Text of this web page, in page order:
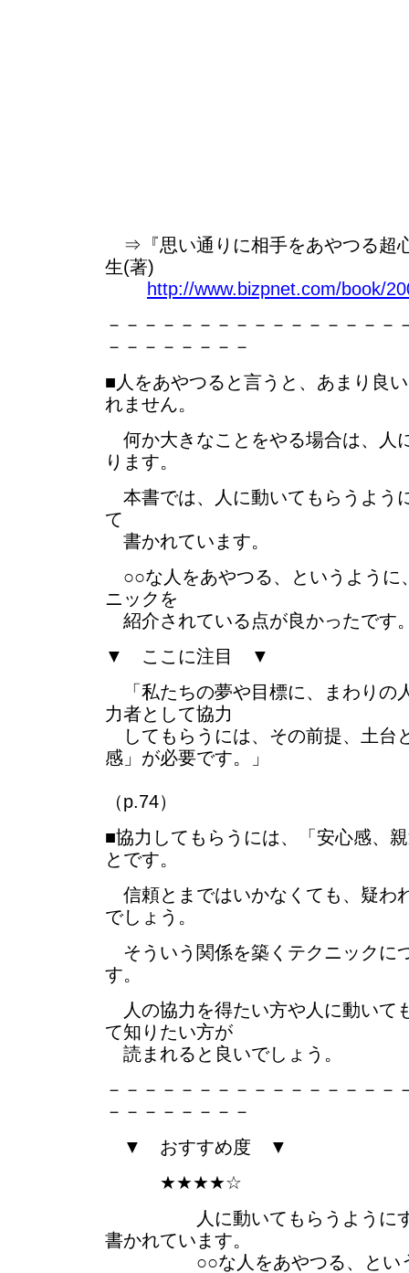
⇒『思い通りに相手をあやつる超
生(著)
http://www.bizpnet.com/book/
－－－－－－－－－－－－－－－－
－－－－－－－－
■人をあやつると言うと、あまり良
れません。
何か大きなことをやる場合は、人
ります。
本書では、人に動いてもらうよう
て
書かれています。
○○な人をあやつる、というように
ニックを
紹介されている点が良かったです
▼ ここに注目 ▼
「私たちの夢や目標に、まわりの
力者として協力
してもらうには、その前提、土台
感」が必要です。」
（p.74）
■協力してもらうには、「安心感、
とです。
信頼とまではいかなくても、疑わ
でしょう。
そういう関係を築くテクニックに
す。
人の協力を得たい方や人に動いて
て知りたい方が
読まれると良いでしょう。
－－－－－－－－－－－－－－－－
－－－－－－－－
▼ おすすめ度 ▼
★★★★☆
人に動いてもらうようにする
書かれています。
○○な人をあやつる、という